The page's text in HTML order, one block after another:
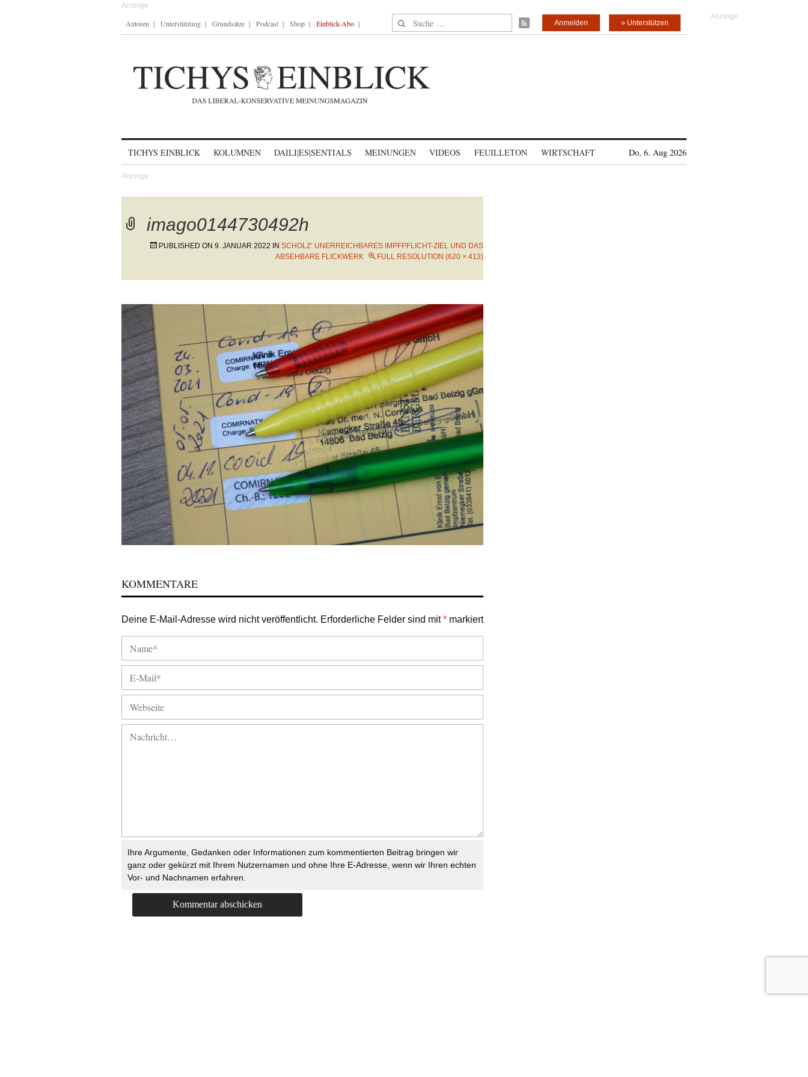
Autoren Unterstützung Grundsätze Podcast Shop Einblick-Abo Suche nach: » Unterstützen
Anmelden
TICHYS EINBLICK KOLUMNEN DAILI|ES|SENTIALS MEINUNGEN VIDEOS FEUILLETON WIRTSCHAFT Do, 6. Aug 2026
imago0144730492h
PUBLISHED ON 9. JANUAR 2022 IN SCHOLZ‘ UNERREICHBARES IMPFPFLICHT-ZIEL UND DAS
ABSEHBARE FLICKWERK
FULL RESOLUTION (620 × 413)
KOMMENTARE
Deine E-Mail-Adresse wird nicht veröffentlicht. Erforderliche Felder sind mit* markiert
Ihre Argumente, Gedanken oder Informationen zum kommentierten Beitrag bringen wir
ganz oder gekürzt mit Ihrem Nutzernamen und ohne Ihre E-Adresse, wenn wir Ihren echten
Vor- und Nachnamen erfahren.